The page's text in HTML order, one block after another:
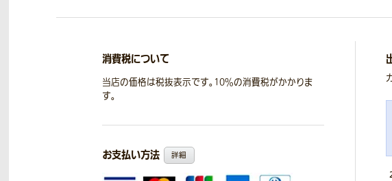
消費税について
当店の価格は税抜表示です。10％の消費税がかかりま
す。
お支払い方法 詳細